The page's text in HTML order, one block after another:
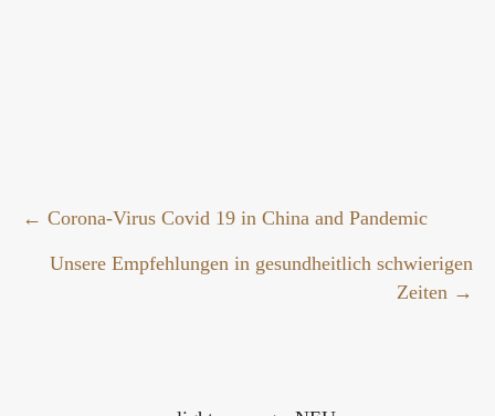
Posts
navigation
← Corona-Virus Covid 19 in China and Pandemic
Unsere Empfehlungen in gesundheitlich schwierigen
Zeiten →